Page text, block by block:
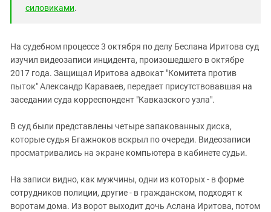
силовиками.
На судебном процессе 3 октября по делу Беслана Иритова суд
изучил видеозаписи инцидента, произошедшего в октябре
2017 года. Защищал Иритова адвокат "Комитета против
пыток" Александр Караваев, передает присутствовавшая на
заседании суда корреспондент "Кавказского узла".
В суд были представлены четыре запакованных диска,
которые судья Бгажноков вскрыл по очереди. Видеозаписи
просматривались на экране компьютера в кабинете судьи.
На записи видно, как мужчины, одни из которых - в форме
сотрудников полиции, другие - в гражданском, подходят к
воротам дома. Из ворот выходит дочь Аслана Иритова, потом